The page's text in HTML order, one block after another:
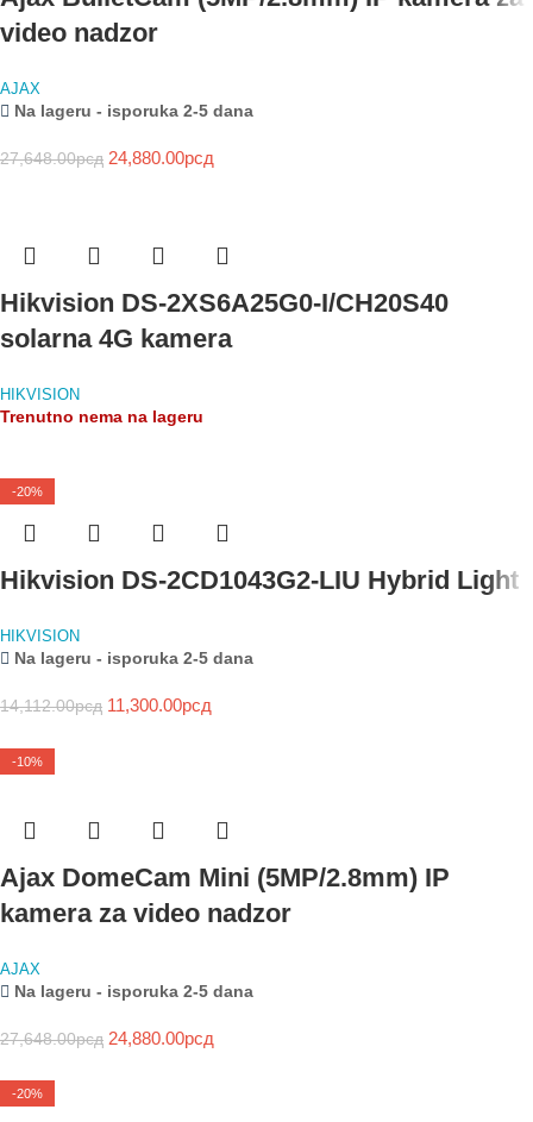
video nadzor
AJAX
Na lageru - isporuka 2-5 dana
27,648.00рсд 24,880.00рсд
Hikvision DS-2XS6A25G0-I/CH20S40
solarna 4G kamera
HIKVISION
Trenutno nema na lageru
-20%
Hikvision DS-2CD1043G2-LIU Hybrid Light
HIKVISION
Na lageru - isporuka 2-5 dana
14,112.00рсд 11,300.00рсд
-10%
Ajax DomeCam Mini (5MP/2.8mm) IP
kamera za video nadzor
AJAX
Na lageru - isporuka 2-5 dana
27,648.00рсд 24,880.00рсд
-20%